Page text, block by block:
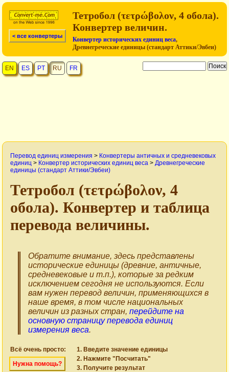
< все конвертеры
Тетробол (τετρώβολον, 4 обола).
Конвертер величин.
Конвертер исторических единиц веса,
Древнегреческие единицы (стандарт Аттики/Эвбеи)
EN ES PT RU FR
Перевод единиц измерения > Конвертеры античных и средневековых
единиц > Конвертер исторических единиц веса > Древнегреческие
единицы (стандарт Аттики/Эвбеи)
Тетробол (τετρώβολον, 4
обола). Конвертер и таблица
перевода величины.
Обратите внимание, здесь представлены
исторические единицы (древние, античные,
средневековые и т.п.), которые за редким
исключением сегодня не используются. Если
вам нужен перевод величин, применяющихся в
наше время, в том числе национальных
величин из разных стран, перейдите на
основную страницу перевода единиц
измерения веса.
Всё очень просто:
Нужна помощь?
Введите значение единицы
Нажмите "Посчитать"
Получите результат